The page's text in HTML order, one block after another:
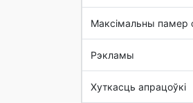
Максімальны памер
Рэкламы
Хуткасць апрацоўкі